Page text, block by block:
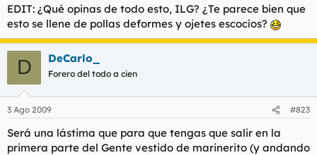
EDIT: ¿Qué opinas de todo esto, ILG? ¿Te parece bien que
esto se llene de pollas deformes y ojetes escocíos?
D DeCarlo_
Forero del todo a cien
3 Ago 2009 #823
Será una lástima que para que tengas que salir en la
primera parte del Gente vestido de marinerito (y andando